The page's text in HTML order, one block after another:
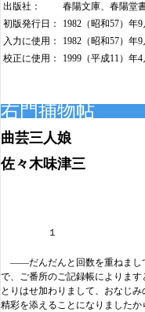
出版社：
春陽文庫、春陽堂
初版発行日：
1982（昭和57）年9
入力に使用：
1982（昭和57）年
校正に使用：
1999（平成11）年
右門捕物帖
曲芸三人娘
佐々木味津三
１
――だんだんと回数を重ねまし
で、ご番所のご記録帳によりま
とりはせ加わりまして、おなじ
精彩を添えることになりましたか